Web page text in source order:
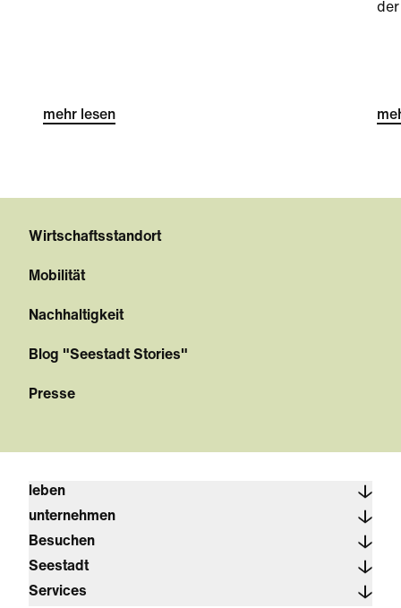
mehr lesen
Wirtschaftsstandort
Mobilität
Nachhaltigkeit
Blog "Seestadt Stories"
Presse
leben
unternehmen
Besuchen
Seestadt
Services